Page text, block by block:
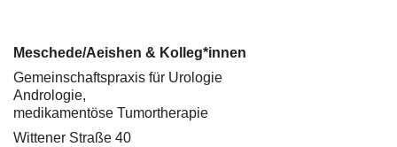
Meschede/Aeishen & Kolleg*innen
Gemeinschaftspraxis für Urologie
Andrologie,
medikamentöse Tumortherapie
Wittener Straße 40